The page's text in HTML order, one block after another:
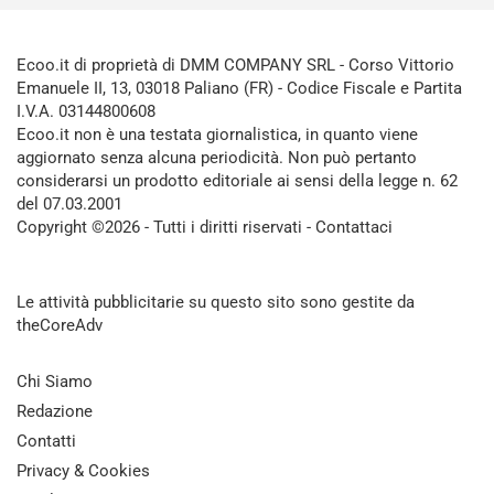
Ecoo.it di proprietà di DMM COMPANY SRL - Corso Vittorio
Emanuele II, 13, 03018 Paliano (FR) - Codice Fiscale e Partita
I.V.A. 03144800608
Ecoo.it non è una testata giornalistica, in quanto viene
aggiornato senza alcuna periodicità. Non può pertanto
considerarsi un prodotto editoriale ai sensi della legge n. 62
del 07.03.2001
Copyright ©2026 - Tutti i diritti riservati - Contattaci
Le attività pubblicitarie su questo sito sono gestite da
theCoreAdv
Chi Siamo
Redazione
Contatti
Privacy & Cookies